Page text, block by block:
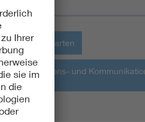
Haus + Garten
Informations- und
IKT